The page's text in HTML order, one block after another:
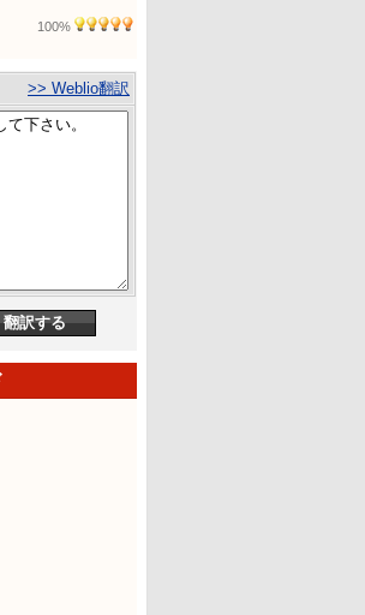
100%
>> Weblio翻訳